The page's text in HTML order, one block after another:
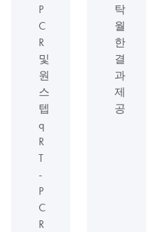
P
C
R
및
원
스
텝
q
R
T
-
P
C
R
탁
월
한
결
과
제
공